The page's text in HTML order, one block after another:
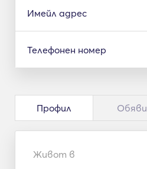
Имейл адрес
Телефонен номер
Профил Обяви
Живот в